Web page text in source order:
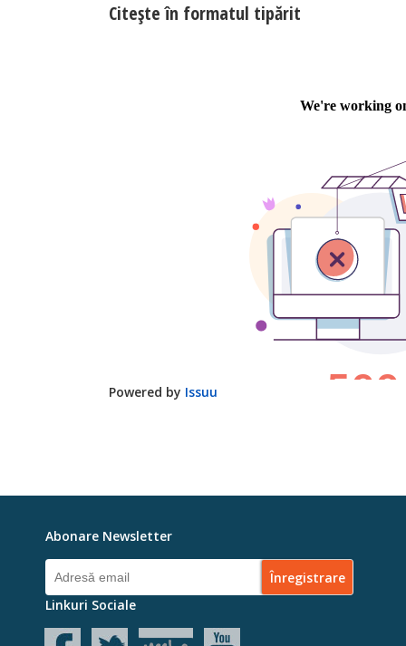
Citeşte în formatul tipărit
Powered by Issuu
Abonare Newsletter
Linkuri Sociale